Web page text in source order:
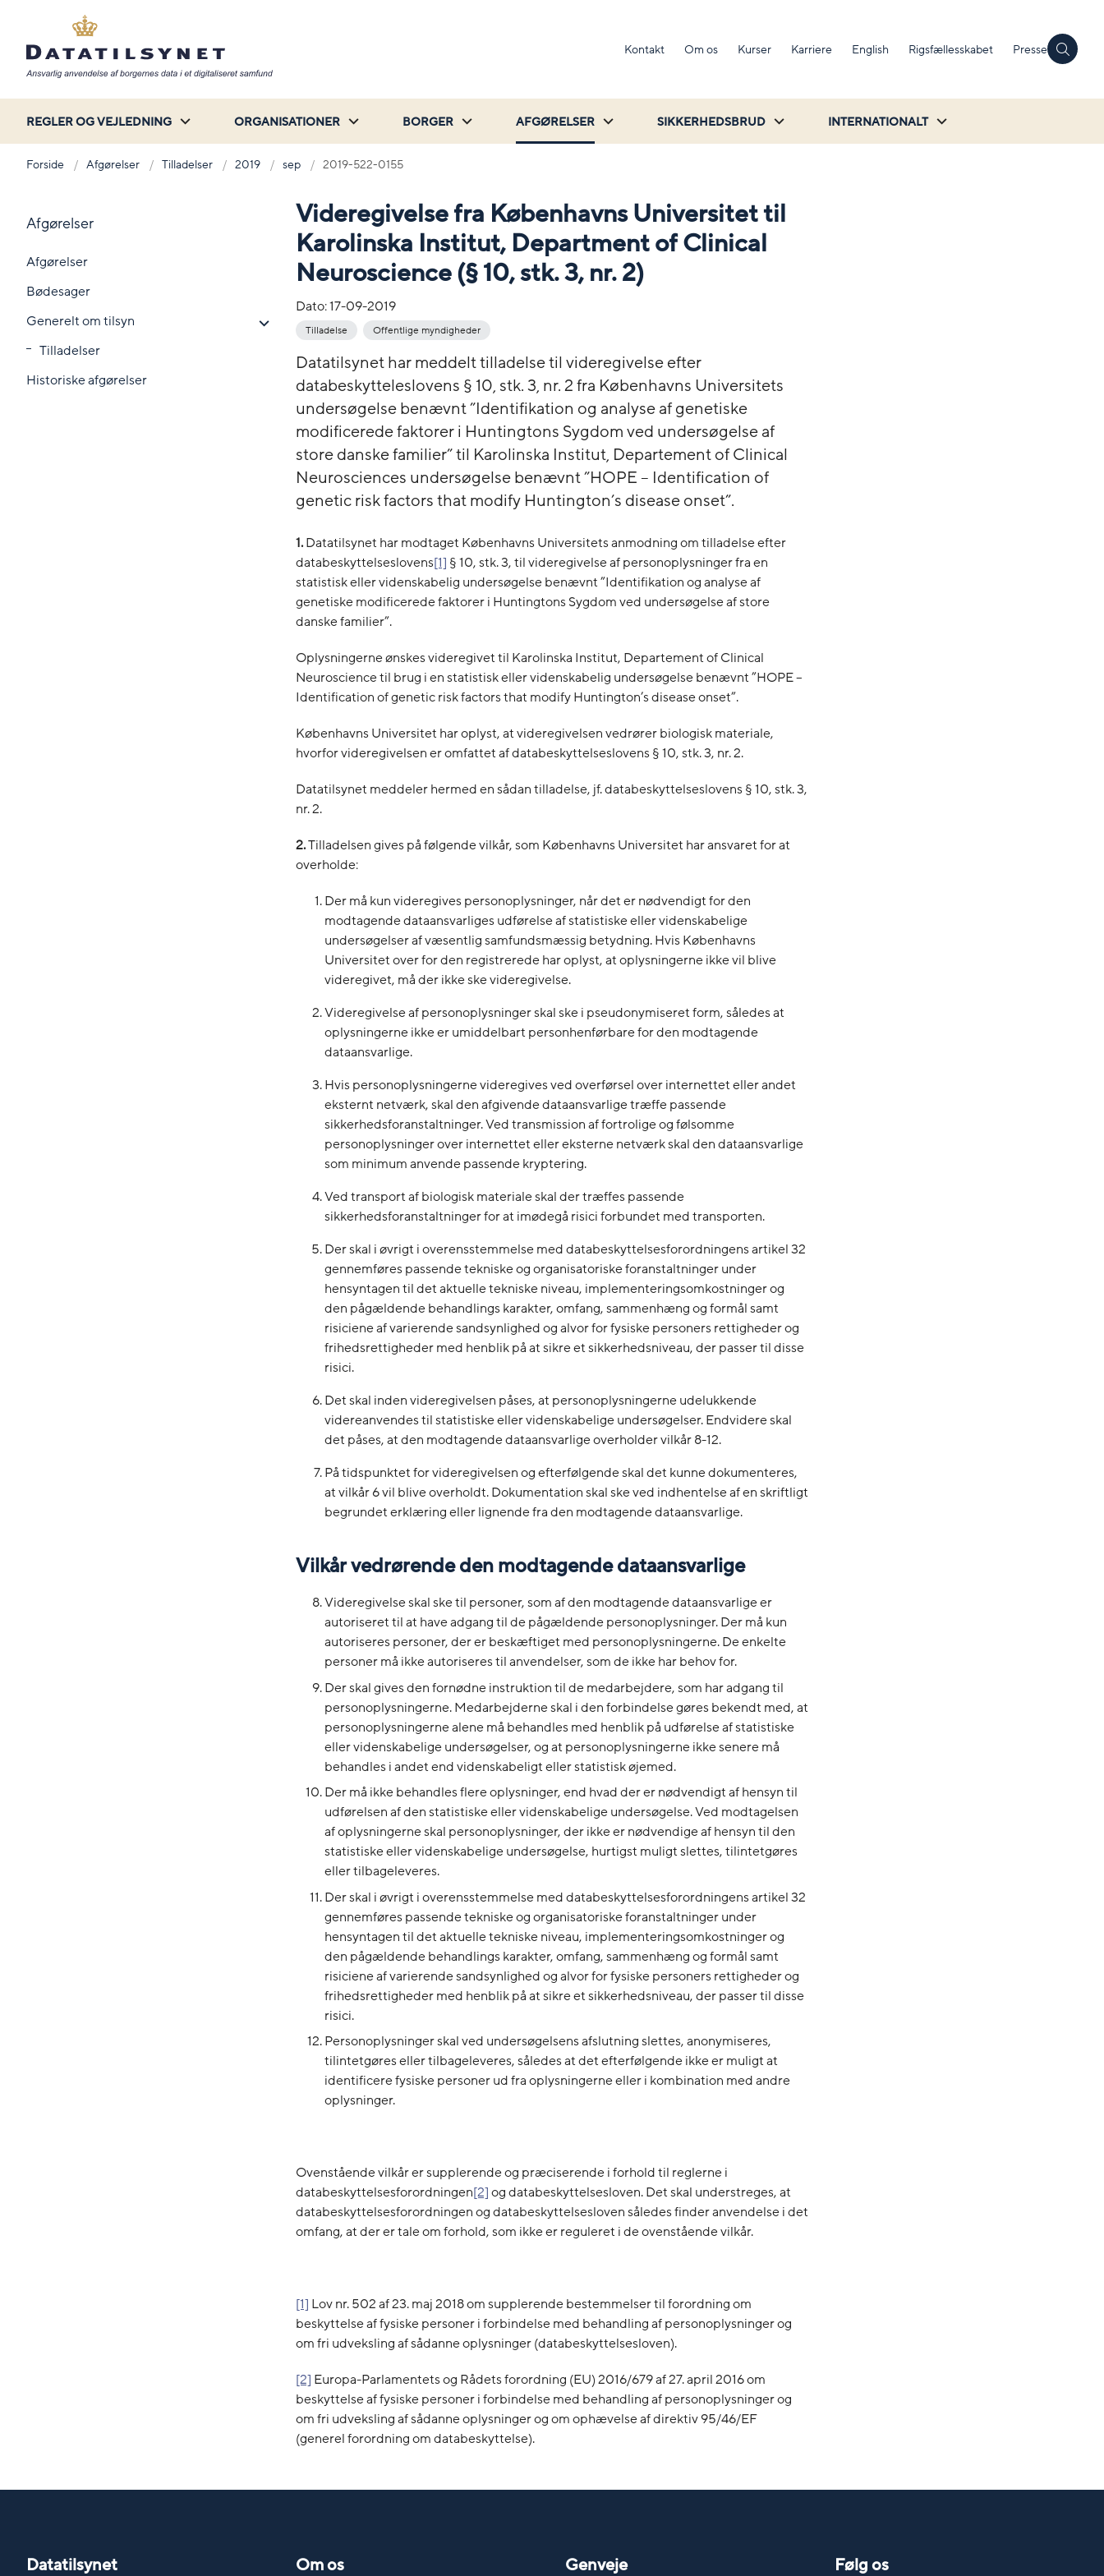
Kontakt Om os Kurser Karriere English Rigsfællesskabet Presse
REGLER OG VEJLEDNING ORGANISATIONER BORGER AFGØRELSER SIKKERHEDSBRUD INTERNATIONALT
Forside Afgørelser Tilladelser 2019 sep 2019-522-0155
Afgørelser
Afgørelser
Bødesager
Generelt om tilsyn
Tilladelser
Historiske afgørelser
Videregivelse fra Københavns Universitet til
Karolinska Institut, Department of Clinical
Neuroscience (§ 10, stk. 3, nr. 2)
Dato:17-09-2019
Tilladelse Offentlige myndigheder
Datatilsynet har meddelt tilladelse til videregivelse efter
databeskytteleslovens § 10, stk. 3, nr. 2 fra Københavns Universitets
undersøgelse benævnt ”Identifikation og analyse af genetiske
modificerede faktorer i Huntingtons Sygdom ved undersøgelse af
store danske familier” til Karolinska Institut, Departement of Clinical
Neurosciences undersøgelse benævnt ”HOPE – Identification of
genetic risk factors that modify Huntington’s disease onset”.
1.Datatilsynet har modtaget Københavns Universitets anmodning om tilladelse efter
databeskyttelseslovens[1] § 10, stk. 3, til videregivelse af personoplysninger fra en
statistisk eller videnskabelig undersøgelse benævnt ”Identifikation og analyse af
genetiske modificerede faktorer i Huntingtons Sygdom ved undersøgelse af store
danske familier”.
Oplysningerne ønskes videregivet til Karolinska Institut, Departement of Clinical
Neuroscience til brug i en statistisk eller videnskabelig undersøgelse benævnt ”HOPE –
Identification of genetic risk factors that modify Huntington’s disease onset”.
Københavns Universitet har oplyst, at videregivelsen vedrører biologisk materiale,
hvorfor videregivelsen er omfattet af databeskyttelseslovens § 10, stk. 3, nr. 2.
Datatilsynet meddeler hermed en sådan tilladelse, jf. databeskyttelseslovens § 10, stk. 3,
nr. 2.
2.Tilladelsen gives på følgende vilkår, som Københavns Universitet har ansvaret for at
overholde:
Der må kun videregives personoplysninger, når det er nødvendigt for den
modtagende dataansvarliges udførelse af statistiske eller videnskabelige
undersøgelser af væsentlig samfundsmæssig betydning. Hvis Københavns
Universitet over for den registrerede har oplyst, at oplysningerne ikke vil blive
videregivet, må der ikke ske videregivelse.
Videregivelse af personoplysninger skal ske i pseudonymiseret form, således at
oplysningerne ikke er umiddelbart personhenførbare for den modtagende
dataansvarlige.
Hvis personoplysningerne videregives ved overførsel over internettet eller andet
eksternt netværk, skal den afgivende dataansvarlige træffe passende
sikkerhedsforanstaltninger. Ved transmission af fortrolige og følsomme
personoplysninger over internettet eller eksterne netværk skal den dataansvarlige
som minimum anvende passende kryptering.
Ved transport af biologisk materiale skal der træffes passende
sikkerhedsforanstaltninger for at imødegå risici forbundet med transporten.
Der skal i øvrigt i overensstemmelse med databeskyttelsesforordningens artikel 32
gennemføres passende tekniske og organisatoriske foranstaltninger under
hensyntagen til det aktuelle tekniske niveau, implementeringsomkostninger og
den pågældende behandlings karakter, omfang, sammenhæng og formål samt
risiciene af varierende sandsynlighed og alvor for fysiske personers rettigheder og
frihedsrettigheder med henblik på at sikre et sikkerhedsniveau, der passer til disse
risici.
Det skal inden videregivelsen påses, at personoplysningerne udelukkende
videreanvendes til statistiske eller videnskabelige undersøgelser. Endvidere skal
det påses, at den modtagende dataansvarlige overholder vilkår 8-12.
På tidspunktet for videregivelsen og efterfølgende skal det kunne dokumenteres,
at vilkår 6 vil blive overholdt. Dokumentation skal ske ved indhentelse af en skriftligt
begrundet erklæring eller lignende fra den modtagende dataansvarlige.
Vilkår vedrørende den modtagende dataansvarlige
Videregivelse skal ske til personer, som af den modtagende dataansvarlige er
autoriseret til at have adgang til de pågældende personoplysninger. Der må kun
autoriseres personer, der er beskæftiget med personoplysningerne. De enkelte
personer må ikke autoriseres til anvendelser, som de ikke har behov for.
Der skal gives den fornødne instruktion til de medarbejdere, som har adgang til
personoplysningerne. Medarbejderne skal i den forbindelse gøres bekendt med, at
personoplysningerne alene må behandles med henblik på udførelse af statistiske
eller videnskabelige undersøgelser, og at personoplysningerne ikke senere må
behandles i andet end videnskabeligt eller statistisk øjemed.
Der må ikke behandles flere oplysninger, end hvad der er nødvendigt af hensyn til
udførelsen af den statistiske eller videnskabelige undersøgelse. Ved modtagelsen
af oplysningerne skal personoplysninger, der ikke er nødvendige af hensyn til den
statistiske eller videnskabelige undersøgelse, hurtigst muligt slettes, tilintetgøres
eller tilbageleveres.
Der skal i øvrigt i overensstemmelse med databeskyttelsesforordningens artikel 32
gennemføres passende tekniske og organisatoriske foranstaltninger under
hensyntagen til det aktuelle tekniske niveau, implementeringsomkostninger og
den pågældende behandlings karakter, omfang, sammenhæng og formål samt
risiciene af varierende sandsynlighed og alvor for fysiske personers rettigheder og
frihedsrettigheder med henblik på at sikre et sikkerhedsniveau, der passer til disse
risici.
Personoplysninger skal ved undersøgelsens afslutning slettes, anonymiseres,
tilintetgøres eller tilbageleveres, således at det efterfølgende ikke er muligt at
identificere fysiske personer ud fra oplysningerne eller i kombination med andre
oplysninger.
Ovenstående vilkår er supplerende og præciserende i forhold til reglerne i
databeskyttelsesforordningen[2]og databeskyttelsesloven. Det skal understreges, at
databeskyttelsesforordningen og databeskyttelsesloven således finder anvendelse i det
omfang, at der er tale om forhold, som ikke er reguleret i de ovenstående vilkår.
[1] Lov nr. 502 af 23. maj 2018 om supplerende bestemmelser til forordning om
beskyttelse af fysiske personer i forbindelse med behandling af personoplysninger og
om fri udveksling af sådanne oplysninger (databeskyttelsesloven).
[2] Europa-Parlamentets og Rådets forordning (EU) 2016/679 af 27. april 2016 om
beskyttelse af fysiske personer i forbindelse med behandling af personoplysninger og
om fri udveksling af sådanne oplysninger og om ophævelse af direktiv 95/46/EF
(generel forordning om databeskyttelse).
Datatilsynet Om os Genveje Følg os